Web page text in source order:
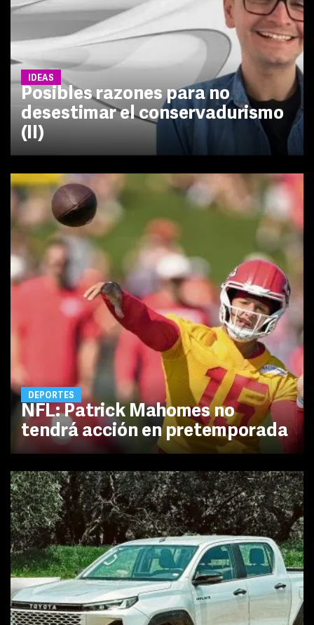
IDEAS
Posibles razones para no
desestimar el conservadurismo
(II)
DEPORTES
NFL: Patrick Mahomes no
tendrá acción en pretemporada